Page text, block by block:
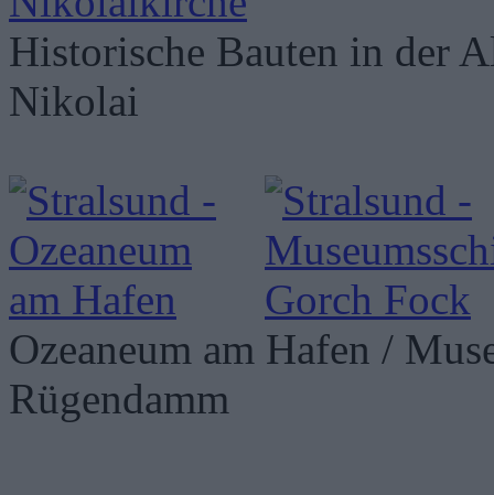
Historische Bauten in der
Nikolai
Ozeaneum am Hafen /
Rügendamm